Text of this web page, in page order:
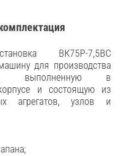
ВК75Р-7,5ВС
для производства
выполненную в
и состоящую из
агрегатов, узлов и